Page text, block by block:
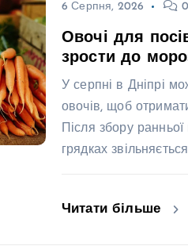
6 Серпня, 2026
Овочі для
зрости до
У серпні в Дніпрі
овочів, щоб
Після збору
грядках
Читати більше